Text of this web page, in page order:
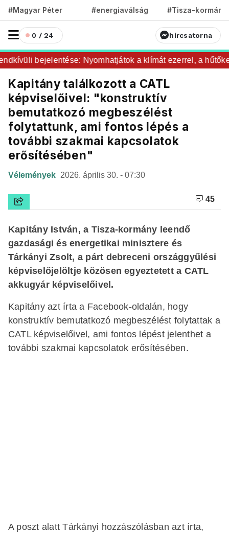
#Magyar Péter #energiaválság #Tisza-kormány
0 / 24 hírcsatorna
bejelentése: Nyomhatjátok a klímát ezerrel, a hűtőket
Kapitány találkozott a CATL
képviselőivel: "konstruktív
bemutatkozó megbeszélést
folytattunk, ami fontos lépés a
további szakmai kapcsolatok
erősítésében"
Vélemények 2026. április 30. - 07:30
45
Kapitány István, a Tisza-kormány leendő
gazdasági és energetikai minisztere és
Tárkányi Zsolt, a párt debreceni országgyűlési
képviselőjelöltje közösen egyeztetett a CATL
akkugyár képviselőivel.
Kapitány azt írta a Facebook-oldalán, hogy
konstruktív bemutatkozó megbeszélést folytattak a
CATL képviselőivel, ami fontos lépést jelenthet a
további szakmai kapcsolatok erősítésében.
A poszt alatt Tárkányi hozzászólásban azt írta,